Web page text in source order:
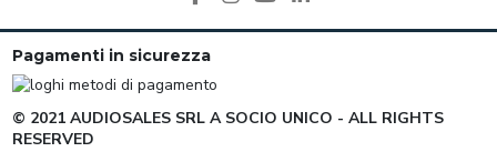
Pagamenti in sicurezza
© 2021 AUDIOSALES SRL A SOCIO UNICO - ALL RIGHTS
RESERVED